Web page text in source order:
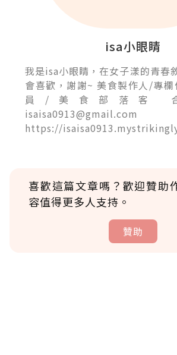
isa小眼睛
我是isa小眼睛，在女子漾的青春
會喜歡，謝謝~ 美食製作人/專
員/美食部落客
isaisa0913@gmail.com
https://
喜歡這篇文章嗎？歡迎贊助
容值得更多人支持。
贊助